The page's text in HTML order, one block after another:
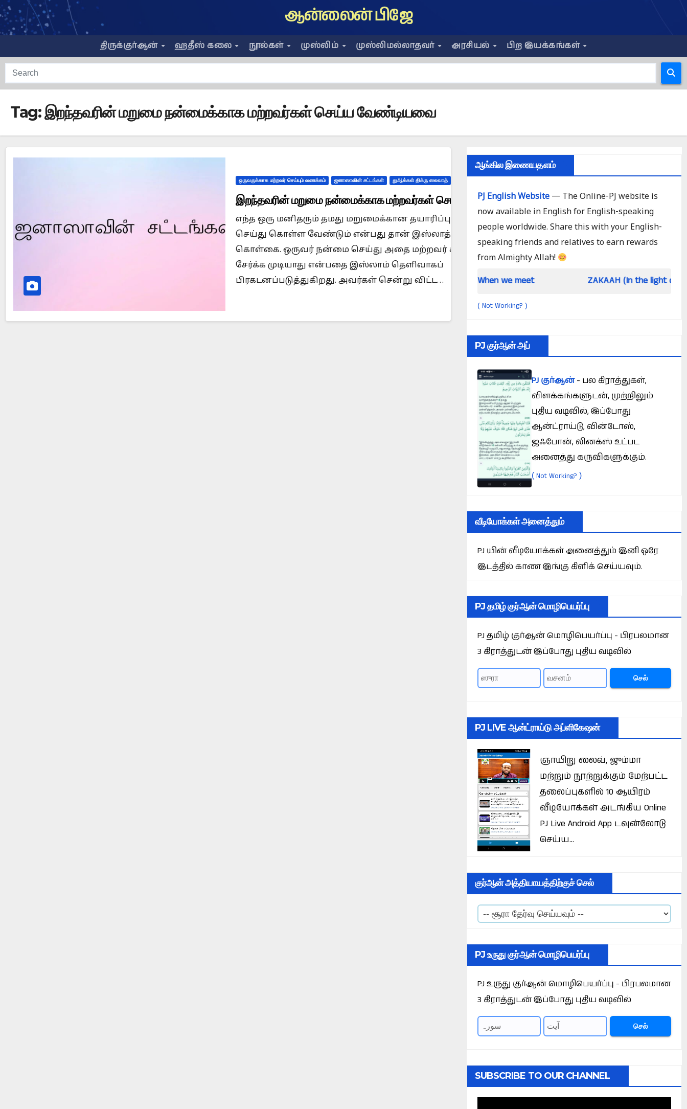
Skip
to
content
ஆன்லைன் பிஜே
திருக்குர்ஆன் ஹதீஸ் கலை நூல்கள் முஸ்லிம் முஸ்லிமல்லாதவர் அரசியல் பிற இயக்கங்கள்
Tag:இறந்தவரின் மறுமை நன்மைக்காக மற்றவர்கள் செய்ய வேண்டியவை
ஒருவருக்காக மற்றவர் செய்யும் வணக்கம் ஜனாஸாவின் சட்டங்கள் துஆக்கள் திக்ரு ஸலவாத்
இறந்தவரின் மறுமை நன்மைக்காக மற்றவர்கள் செய்ய வேண்டியவை
எந்த ஒரு மனிதரும் தமது மறுமைக்கான தயாரிப்புகளைத் தாமே
செய்து கொள்ள வேண்டும் என்பது தான் இஸ்லாத்தின் அடிப்படைக்
கொள்கை. ஒருவர் நன்மை செய்து அதை மற்றவர் கணக்கில்
சேர்க்க முடியாது என்பதை இஸ்லாம் தெளிவாகப்
பிரகடனப்படுத்துகிறது. அவர்கள் சென்று விட்ட…
ஆங்கில இணையதளம்
PJ English Website— The Online-PJ website is
now available in English for English-speaking
people worldwide. Share this with your English-
speaking friends and relatives to earn rewards
from Almighty Allah!
Did Jesus Resurrect on Sunday or Monday? Is Prophet Muhammad superior to Jesus? When we meet ZAKAAH (In the light of Qur an
( Not Working? )
PJ குர்ஆன் அப்
PJ குர்ஆன்- பல கிராத்துகள்,
விளக்கங்களுடன், முற்றிலும்
புதிய வடிவில், இப்போது
ஆன்ட்ராய்டு, வின்டோஸ்,
ஜஃபோன், லினக்ஸ் உட்பட
அனைத்து கருவிகளுக்கும்.
( Not Working? )
வீடியோக்கள் அனைத்தும்
PJ யின் வீடியோக்கள் அனைத்தும் இனி ஒரே
இடத்தில் காண இங்கு கிளிக் செய்யவும்.
PJ தமிழ் குர்ஆன் மொழிபெயர்ப்பு
PJ தமிழ் குர்ஆன் மொழிபெயர்ப்பு - பிரபலமான
3 கிராத்துடன் இப்போது புதிய வடிவில்
செல்
PJ LIVE ஆன்ட்ராய்டு அப்ளிகேஷன்
ஞாயிறு லைவ், ஜும்மா
மற்றும் நூற்றுக்கும் மேற்பட்ட
தலைப்புகளில் 10 ஆயிரம்
வீடியோக்கள் அடங்கிய Online
PJ Live Android App டவுன்லோடு
செய்ய...
குர்ஆன் அத்தியாயத்திற்குச் செல்
PJ உருது குர்ஆன் மொழிபெயர்ப்பு
PJ உருது குர்ஆன் மொழிபெயர்ப்பு - பிரபலமான
3 கிராத்துடன் இப்போது புதிய வடிவில்
செல்
SUBSCRIBE TO OUR CHANNEL